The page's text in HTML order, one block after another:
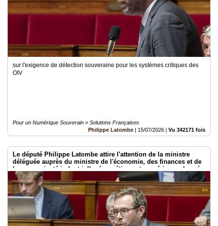
sur l'exigence de détection souveraine pour les systèmes critiques des
OIV
Pour un Numérique Souverain » Solutions Françaises
Philippe Latombe | 15/07/2026 | Vu 342171 fois
Le député Philippe Latombe attire l'attention de la ministre
déléguée auprès du ministre de l'économie, des finances et de
la souveraineté industrielle, énergétique et numérique, chargée
de l'intelligence artificielle et du numérique